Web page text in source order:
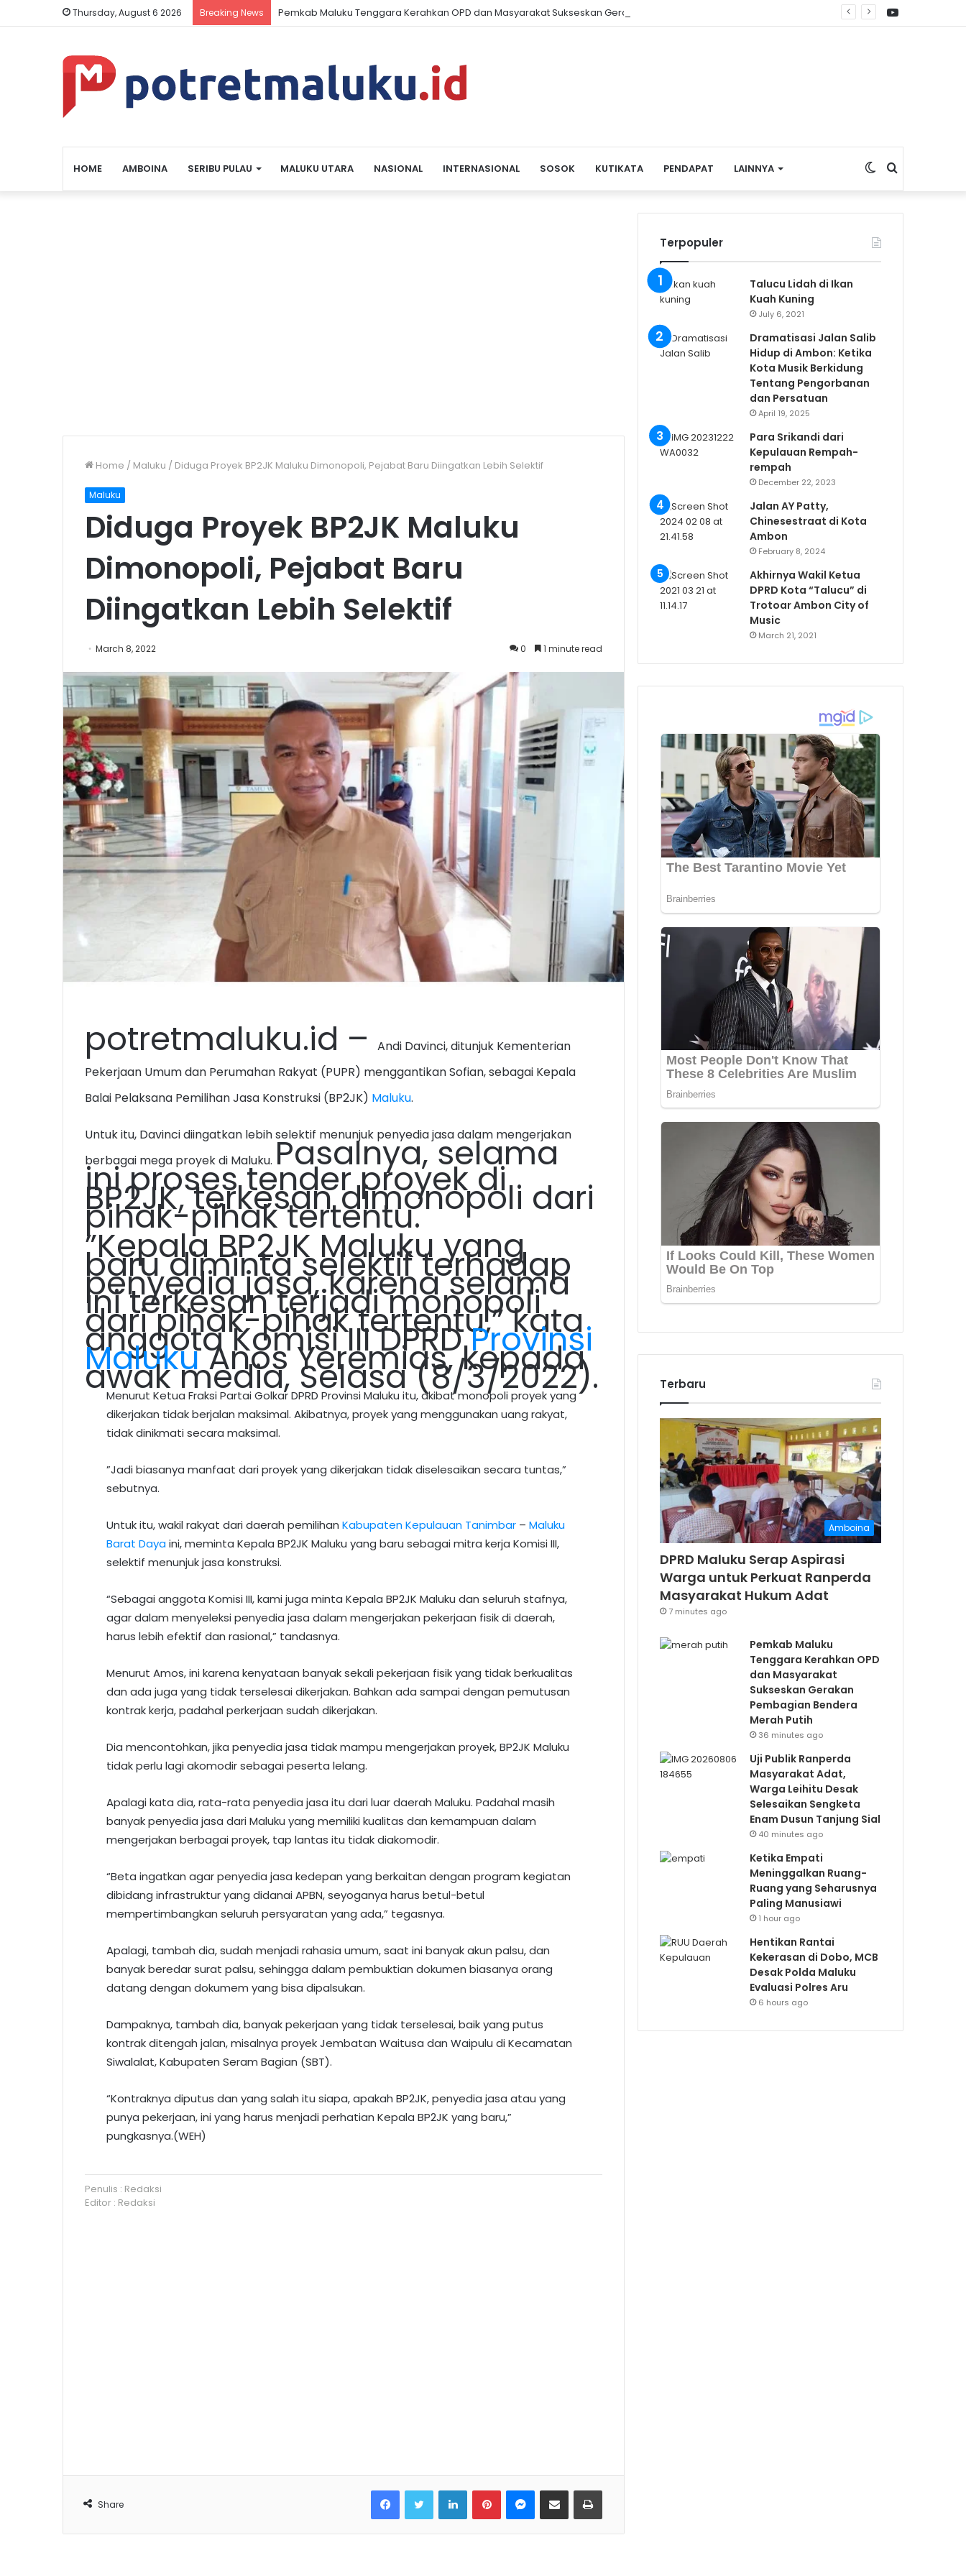
Thursday, August 6 2026 Breaking News Pemkab Maluku Tenggara Kerahkan OPD dan Masyarakat Sukseskan Gerakan Pembagian Bendera Merah Putih
HOME AMBOINA SERIBU PULAU MALUKU UTARA NASIONAL INTERNASIONAL SOSOK KUTIKATA PENDAPAT LAINNYA Search
for
Switch
skin
Home / Maluku / Diduga Proyek BP2JK Maluku Dimonopoli, Pejabat Baru Diingatkan Lebih Selektif
Maluku
Diduga Proyek BP2JK Maluku
Dimonopoli, Pejabat Baru
Diingatkan Lebih Selektif
March 8, 2022 0 1 minute read
potretmaluku.id –
Andi Davinci, ditunjuk Kementerian
Pekerjaan Umum dan Perumahan Rakyat (PUPR) menggantikan Sofian, sebagai Kepala
Balai Pelaksana Pemilihan Jasa Konstruksi (BP2JK) Maluku.
Untuk itu, Davinci diingatkan lebih selektif menunjuk penyedia jasa dalam mengerjakan
berbagai mega proyek di Maluku. Pasalnya, selama
ini proses tender proyek di
BP2JK, terkesan dimonopoli dari
pihak-pihak tertentu.
”Kepala BP2JK Maluku yang
baru diminta selektif terhadap
penyedia jasa, karena selama
ini terkesan terjadi monopoli
dari pihak-pihak tertentu,” kata
anggota Komisi III DPRDProvinsi
MalukuAnos Yeremias, kepada
awak media, Selasa (8/3/2022).
Menurut Ketua Fraksi Partai Golkar DPRD Provinsi Maluku itu, akibat monopoli proyek yang
dikerjakan tidak berjalan maksimal. Akibatnya, proyek yang menggunakan uang rakyat,
tidak dinikmati secara maksimal.
”Jadi biasanya manfaat dari proyek yang dikerjakan tidak diselesaikan secara tuntas,”
sebutnya.
Untuk itu, wakil rakyat dari daerah pemilihan Kabupaten Kepulauan Tanimbar – Maluku
Barat Dayaini, meminta Kepala BP2JK Maluku yang baru sebagai mitra kerja Komisi III,
selektif menunjuk jasa konstruksi.
“Sebagai anggota Komisi III, kami juga minta Kepala BP2JK Maluku dan seluruh stafnya,
agar dalam menyeleksi penyedia jasa dalam mengerjakan pekerjaan fisik di daerah,
harus lebih efektif dan rasional,” tandasnya.
Menurut Amos, ini karena kenyataan banyak sekali pekerjaan fisik yang tidak berkualitas
dan ada juga yang tidak terselesai dikerjakan. Bahkan ada sampai dengan pemutusan
kontrak kerja, padahal perkerjaan sudah dikerjakan.
Dia mencontohkan, jika penyedia jasa tidak mampu mengerjakan proyek, BP2JK Maluku
tidak perlu lagi akomodir sebagai peserta lelang.
Apalagi kata dia, rata-rata penyedia jasa itu dari luar daerah Maluku. Padahal masih
banyak penyedia jasa dari Maluku yang memiliki kualitas dan kemampuan dalam
mengerjakan berbagai proyek, tap lantas itu tidak diakomodir.
“Beta ingatkan agar penyedia jasa kedepan yang berkaitan dengan program kegiatan
dibidang infrastruktur yang didanai APBN, seyoganya harus betul-betul
mempertimbangkan seluruh persyaratan yang ada,” tegasnya.
Apalagi, tambah dia, sudah menjadi rahasia umum, saat ini banyak akun palsu, dan
banyak beredar surat palsu, sehingga dalam pembuktian dokumen biasanya orang
datang dengan dokumem yang bisa dipalsukan.
Dampaknya, tambah dia, banyak pekerjaan yang tidak terselesai, baik yang putus
kontrak ditengah jalan, misalnya proyek Jembatan Waitusa dan Waipulu di Kecamatan
Siwalalat, Kabupaten Seram Bagian (SBT).
“Kontraknya diputus dan yang salah itu siapa, apakah BP2JK, penyedia jasa atau yang
punya pekerjaan, ini yang harus menjadi perhatian Kepala BP2JK yang baru,”
pungkasnya.(WEH)
Penulis : Redaksi
Editor : Redaksi
Share
LinkedIn
Terpopuler
Talucu Lidah di Ikan
Kuah Kuning
July 6, 2021
Dramatisasi Jalan Salib
Hidup di Ambon: Ketika
Kota Musik Berkidung
Tentang Pengorbanan
dan Persatuan
April 19, 2025
Para Srikandi dari
Kepulauan Rempah-
rempah
December 22, 2023
Jalan AY Patty,
Chinesestraat di Kota
Ambon
February 8, 2024
Akhirnya Wakil Ketua
DPRD Kota “Talucu” di
Trotoar Ambon City of
Music
March 21, 2021
Terbaru
Amboina
DPRD Maluku Serap Aspirasi
Warga untuk Perkuat Ranperda
Masyarakat Hukum Adat
7 minutes ago
Pemkab Maluku
Tenggara Kerahkan OPD
dan Masyarakat
Sukseskan Gerakan
Pembagian Bendera
Merah Putih
36 minutes ago
Uji Publik Ranperda
Masyarakat Adat,
Warga Leihitu Desak
Selesaikan Sengketa
Enam Dusun Tanjung Sial
40 minutes ago
Ketika Empati
Meninggalkan Ruang-
Ruang yang Seharusnya
Paling Manusiawi
1 hour ago
Hentikan Rantai
Kekerasan di Dobo, MCB
Desak Polda Maluku
Evaluasi Polres Aru
6 hours ago